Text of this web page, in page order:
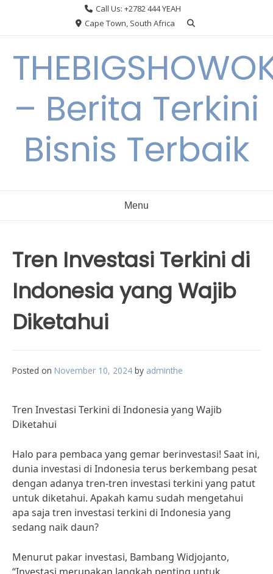
Call Us: +2782 444 YEAH
Cape Town, South Africa
– Berita Terkini
Bisnis Terbaik
Menu
Tren Investasi Terkini di
Indonesia yang Wajib
Diketahui
Posted on November 10, 2024 by adminthe
Tren Investasi Terkini di Indonesia yang Wajib
Diketahui
Halo para pembaca yang gemar berinvestasi! Saat ini,
dunia investasi di Indonesia terus berkembang pesat
dengan adanya tren-tren investasi terkini yang patut
untuk diketahui. Apakah kamu sudah mengetahui
apa saja tren investasi terkini di Indonesia yang
sedang naik daun?
Menurut pakar investasi, Bambang Widjojanto,